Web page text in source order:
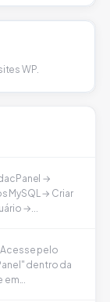
WP.
→
MySQL → Criar
→...
pelo
dentro da